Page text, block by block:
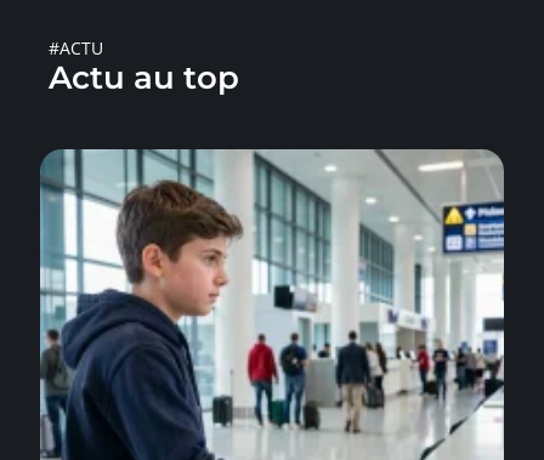
#ACTU
Actu au top